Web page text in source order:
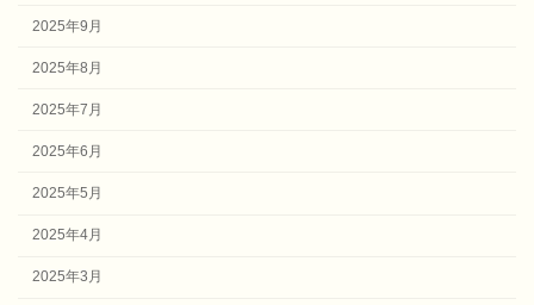
2025年9月
2025年8月
2025年7月
2025年6月
2025年5月
2025年4月
2025年3月